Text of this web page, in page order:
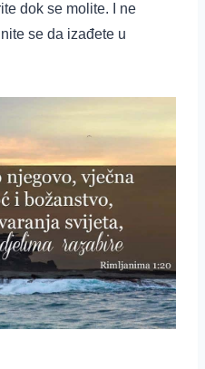
dok se molite. I ne
se da izađete u